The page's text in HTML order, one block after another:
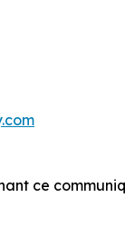
ce